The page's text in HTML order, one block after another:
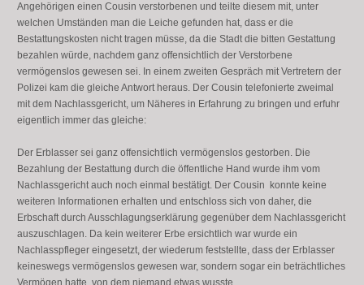
Angehörigen einen Cousin verstorbenen und teilte diesem mit, unter
welchen Umständen man die Leiche gefunden hat, dass er die
Bestattungskosten nicht tragen müsse, da die Stadt die bitten Gestattung
bezahlen würde, nachdem ganz offensichtlich der Verstorbene
vermögenslos gewesen sei. In einem zweiten Gespräch mit Vertretern der
Polizei kam die gleiche Antwort heraus. Der Cousin telefonierte zweimal
mit dem Nachlassgericht, um Näheres in Erfahrung zu bringen und erfuhr
eigentlich immer das gleiche:
Der Erblasser sei ganz offensichtlich vermögenslos gestorben. Die
Bezahlung der Bestattung durch die öffentliche Hand wurde ihm vom
Nachlassgericht auch noch einmal bestätigt. Der Cousin konnte keine
weiteren Informationen erhalten und entschloss sich von daher, die
Erbschaft durch Ausschlagungserklärung gegenüber dem Nachlassgericht
auszuschlagen. Da kein weiterer Erbe ersichtlich war wurde ein
Nachlasspfleger eingesetzt, der wiederum feststellte, dass der Erblasser
keineswegs vermögenslos gewesen war, sondern sogar ein beträchtliches
Vermögen hatte, von dem niemand etwas wusste.